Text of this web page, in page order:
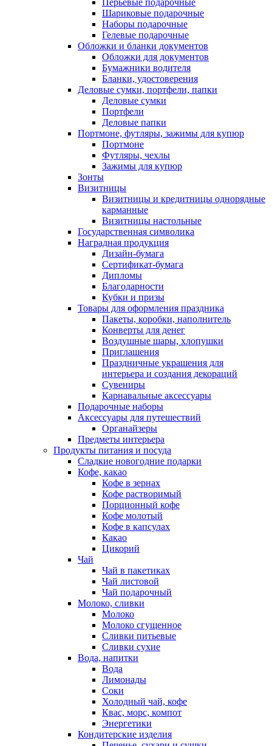
Перьевые подарочные
Шариковые подарочные
Наборы подарочные
Гелевые подарочные
Обложки и бланки документов
Обложки для документов
Бумажники водителя
Бланки, удостоверения
Деловые сумки, портфели, папки
Деловые сумки
Портфели
Деловые папки
Портмоне, футляры, зажимы для купюр
Портмоне
Футляры, чехлы
Зажимы для купюр
Зонты
Визитницы
Визитницы и кредитницы однорядные
карманные
Визитницы настольные
Государственная символика
Наградная продукция
Дизайн-бумага
Сертификат-бумага
Дипломы
Благодарности
Кубки и призы
Товары для оформления праздника
Пакеты, коробки, наполнитель
Конверты для денег
Воздушные шары, хлопушки
Приглашения
Праздничные украшения для
интерьера и создания декораций
Сувениры
Карнавальные аксессуары
Подарочные наборы
Аксессуары для путешествий
Органайзеры
Предметы интерьера
Продукты питания и посуда
Сладкие новогодние подарки
Кофе, какао
Кофе в зернах
Кофе растворимый
Порционный кофе
Кофе молотый
Кофе в капсулах
Какао
Цикорий
Чай
Чай в пакетиках
Чай листовой
Чай подарочный
Молоко, сливки
Молоко
Молоко сгущенное
Сливки питьевые
Сливки сухие
Вода, напитки
Вода
Лимонады
Соки
Холодный чай, кофе
Квас, морс, компот
Энергетики
Кондитерские изделия